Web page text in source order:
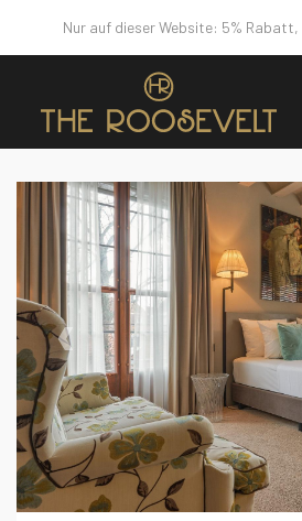
Nur auf dieser Website: 5% Rabatt,
‹